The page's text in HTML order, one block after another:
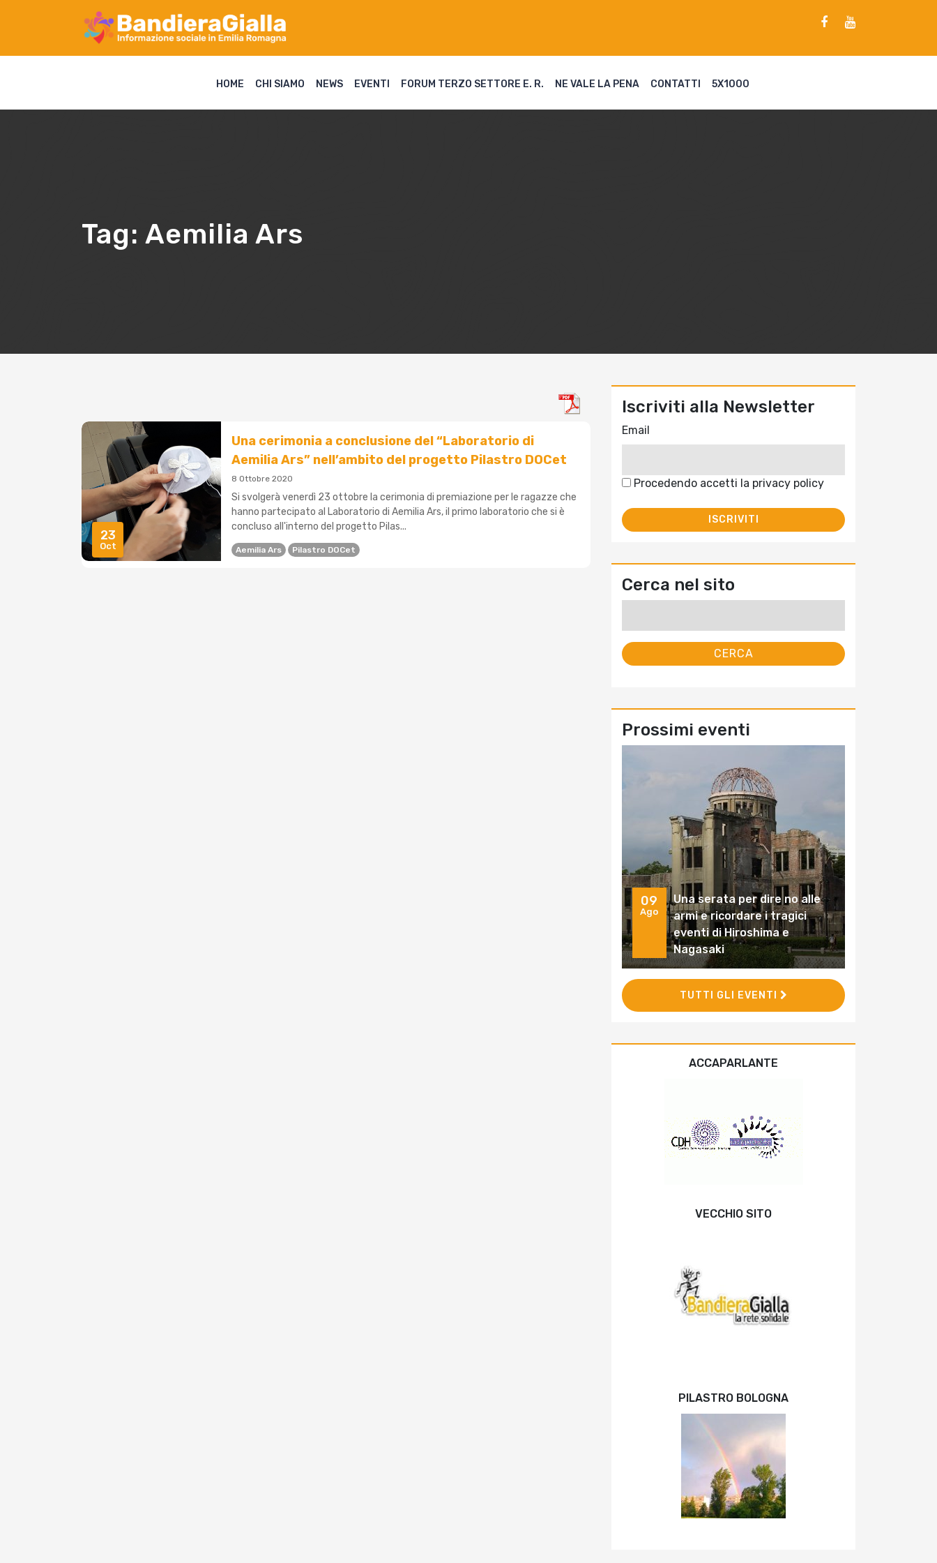
HOME CHI SIAMO NEWS EVENTI FORUM TERZO SETTORE E. R. NE VALE LA PENA CONTATTI 5X1000
Tag: Aemilia Ars
23
Oct
Una cerimonia a conclusione del “Laboratorio di
Aemilia Ars” nell’ambito del progetto Pilastro DOCet
8 Ottobre 2020
Si svolgerà venerdì 23 ottobre la cerimonia di premiazione per le ragazze che
hanno partecipato al Laboratorio di Aemilia Ars, il primo laboratorio che si è
concluso all'interno del progetto Pilas...
Aemilia Ars Pilastro DOCet
Iscriviti alla Newsletter
Email
Procedendo accetti la privacy policy
Cerca nel sito
Prossimi eventi
09
Ago
Una serata per dire no alle
armi e ricordare i tragici
eventi di Hiroshima e
Nagasaki
TUTTI GLI EVENTI
ACCAPARLANTE
VECCHIO SITO
PILASTRO BOLOGNA